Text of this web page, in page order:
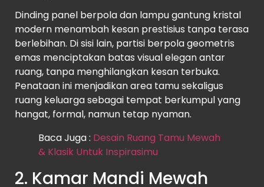
Dinding panel berpola dan lampu gantung kristal
modern menambah kesan prestisius tanpa terasa
berlebihan. Di sisi lain, partisi berpola geometris
emas menciptakan batas visual elegan antar
ruang, tanpa menghilangkan kesan terbuka.
Penataan ini menjadikan area tamu sekaligus
ruang keluarga sebagai tempat berkumpul yang
hangat, formal, namun tetap nyaman.
Baca Juga : Desain Ruang Tamu Mewah
& Klasik Untuk Inspirasimu
2. Kamar Mandi Mewah